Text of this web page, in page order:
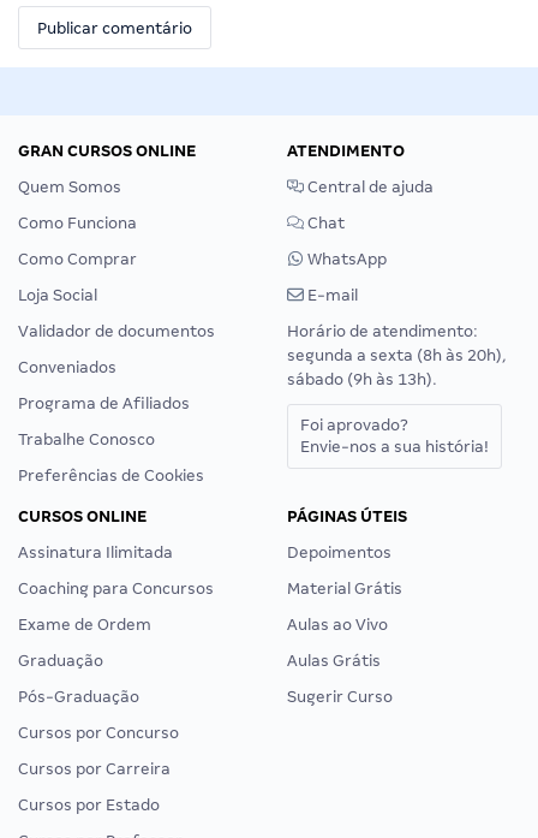
GRAN CURSOS ONLINE
Quem Somos
Como Funciona
Como Comprar
Loja Social
Validador de documentos
Conveniados
Programa de Afiliados
Trabalhe Conosco
Preferências de Cookies
ATENDIMENTO
Central de ajuda
Chat
WhatsApp
E-mail
Horário de atendimento:
segunda a sexta (8h às 20h),
sábado (9h às 13h).
Foi aprovado?
Envie-nos a sua história!
CURSOS ONLINE
Assinatura Ilimitada
Coaching para Concursos
Exame de Ordem
Graduação
Pós-Graduação
Cursos por Concurso
Cursos por Carreira
Cursos por Estado
PÁGINAS ÚTEIS
Depoimentos
Material Grátis
Aulas ao Vivo
Aulas Grátis
Sugerir Curso